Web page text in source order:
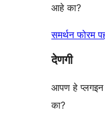
आहे का?
समर्थन फोरम
देणगी
आपण हे प्लगइन
का?